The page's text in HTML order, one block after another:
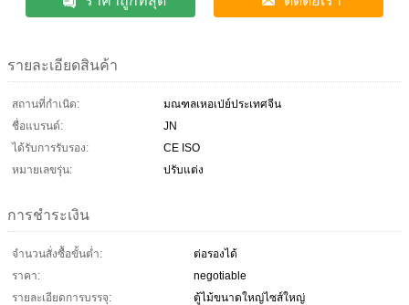
รายละเอียดสินค้า
สถานที่กำเนิด:
มณฑลเหอเป่ย์ประเทศจีน
ชื่อแบรนด์:
JN
ได้รับการรับรอง:
CE ISO
หมายเลขรุ่น:
ปรับแต่ง
การชำระเงิน
จำนวนสั่งซื้อขั้นต่ำ:
ต่อรองได้
ราคา:
negotiable
รายละเอียดการบรรจุ:
ตู้ไม้ขนาดใหญ่ไซส์ใหญ่